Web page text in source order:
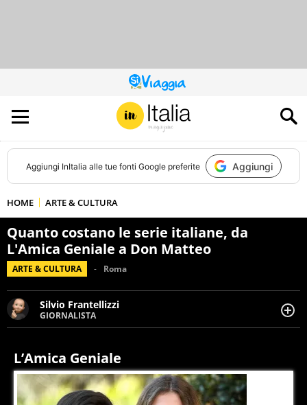
QUESTO
SITO
CONTRIBUISCE
ALL’AUDIENCE
DI
Aggiungi InItalia alle tue fonti Google preferite Aggiungi
HOME ARTE & CULTURA
Quanto costano le serie italiane, da
L'Amica Geniale a Don Matteo
ARTE & CULTURA Roma
Silvio Frantellizzi
GIORNALISTA
Giornalista pubblicista. Da oltre dieci anni si occupa di
cronaca, motori, spettacolo e videogame.
L’Amica Geniale